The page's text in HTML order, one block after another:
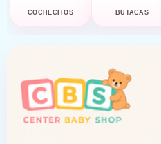
COCHECITOS BUTACAS